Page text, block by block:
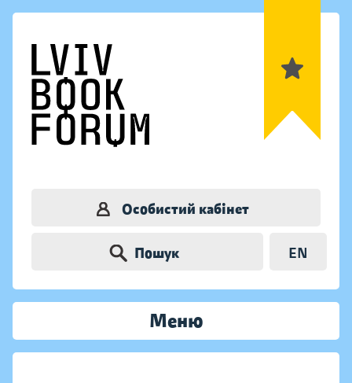
Особистий кабінет
Пошук EN
Меню